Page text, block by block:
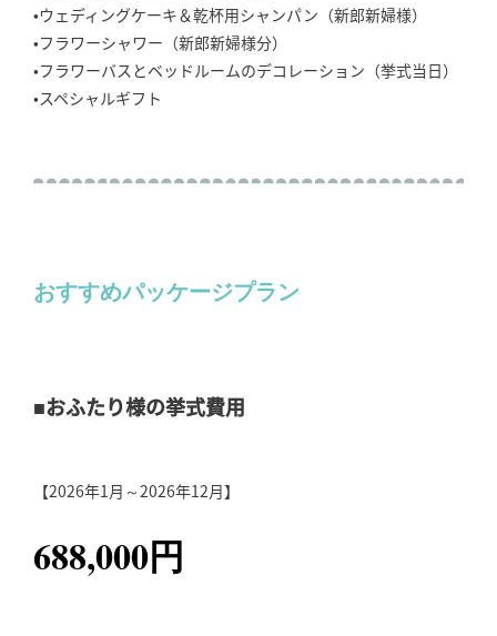
•ウェディングケーキ＆乾杯用シャンパン（新郎新婦様）
•フラワーシャワー（新郎新婦様分）
•フラワーバスとベッドルームのデコレーション（挙式当日）
•スペシャルギフト
おすすめパッケージプラン
■おふたり様の挙式費用
【2026年1月～2026年12月】
688,000円